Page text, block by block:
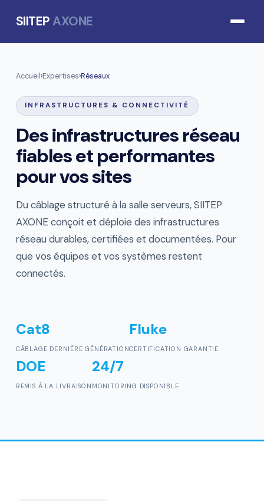
SIITEPAXONE
Accueil ›Expertises›Réseaux
INFRASTRUCTURES & CONNECTIVITÉ
Des infrastructures réseau
fiables et performantes
pour vos sites
Du câblage structuré à la salle serveurs, SIITEP
AXONE conçoit et déploie des infrastructures
réseau durables, certifiées et documentées. Pour
que vos équipes et vos systèmes restent
connectés.
Cat8
CÂBLAGE DERNIÈRE GÉNÉRATION
Fluke
CERTIFICATION GARANTIE
DOE
REMIS À LA LIVRAISON
24/7
MONITORING DISPONIBLE